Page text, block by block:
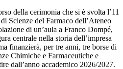
della cerimonia che si è svolta l’11
Scienze del Farmaco dell’Ateneo
di un’aula a Franco Dompé,
centrale nella storia dell’impresa
finanzierà, per tre anni, tre borse di
Chimiche e Farmaceutiche e
dall’anno accademico 2026/2027.